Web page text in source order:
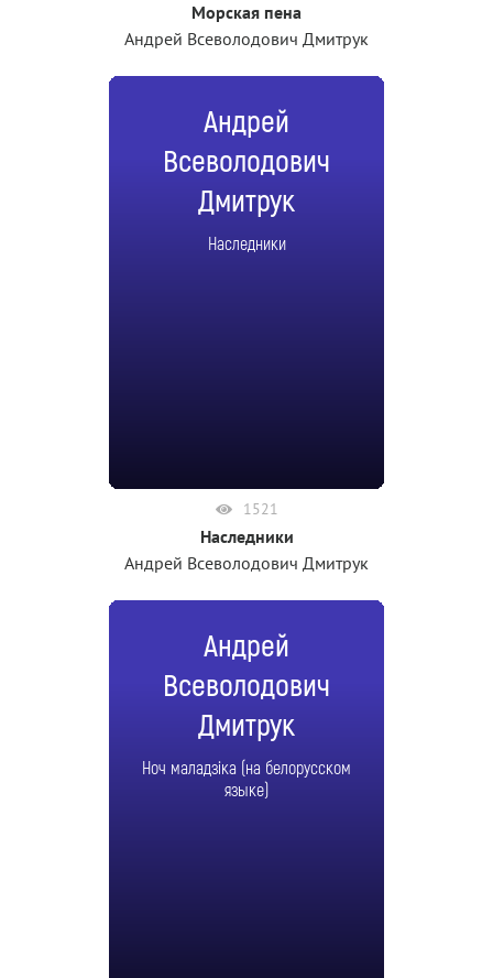
Морская пена
Андрей Всеволодович Дмитрук
Андрей
Всеволодович
Дмитрук
Наследники
1521
Наследники
Андрей Всеволодович Дмитрук
Андрей
Всеволодович
Дмитрук
Ноч маладзiка (на белорусском
языке)